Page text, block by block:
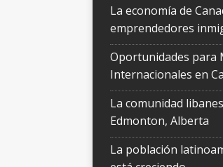
La economía de
emprendedores
Oportunidades para
Internacionales en
La comunidad
Edmonton, Alberta
La población